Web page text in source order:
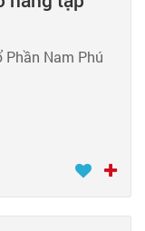
Phần Nam Phú